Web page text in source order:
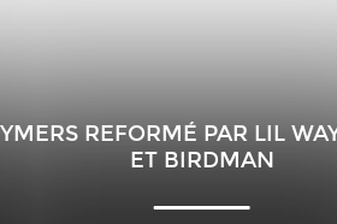
REFORMÉ PAR LIL
ET BIRDMAN